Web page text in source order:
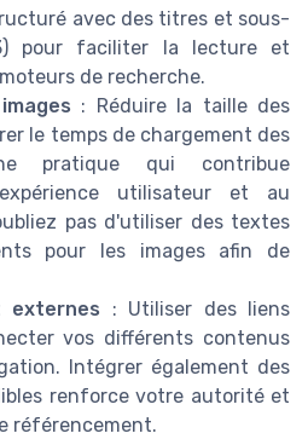
avec des titres et sous-
pour faciliter la lecture et
de recherche.
: Réduire la taille des
le temps de chargement des
pratique qui contribue
utilisateur et au
pas d'utiliser des textes
pour les images afin de
externes : Utiliser des liens
vos différents contenus
Intégrer également des
renforce votre autorité et
référencement.